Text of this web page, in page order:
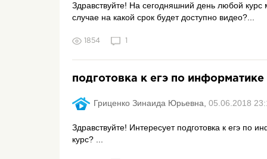
Здравствуйте! На сегодняшний день любой
случае на какой срок будет доступно видео?...
1854 1
подготовка к егэ по информатике
Гриценко Зинаида Юрьевна, 05.06.2018
Здравствуйте! Интересует подготовка к егэ по
курс? ...